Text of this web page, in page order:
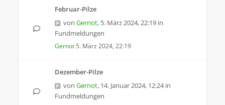
Februar-Pilze
von Gernot, 5. März 2024, 22:19 in
Fundmeldungen
Gernot 5. März 2024, 22:19
Dezember-Pilze
von Gernot, 14. Januar 2024, 12:24in
Fundmeldungen